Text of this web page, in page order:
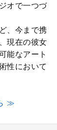
オで一つづ
、今まで携
現在の彼女
能なアート
性において
≫